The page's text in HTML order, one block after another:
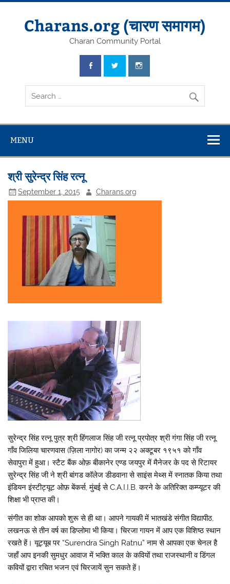
Skip
Charans.org (चारण समागम)
Charan Community Portal
MENU
श्री सुरेन्द्र सिंह रत्नू
September 1, 2015 Charans.org
सुरेन्द्र सिंह रत्नू पुत्र श्री हिंगलाज सिंह जी रत्नू प्रपोत्र श्री गंगा सिंह जी रत्नू
गाँव जिलिया चारणवास (ज़िला नागोर) का जन्म २२ अक्टूबर १९५१ को गाँव
सेवापुरा में हुआ। स्टैट बैंक ओफ़ बीकानेर एण्ड जयपुर में मैनेजर के पद से रिटायर
सुरेन्द्र सिंह जी ने श्री बांगड कॉलेज डीडवाना से साइंस मेथ्स में स्नातक किया तथा
इंडियन इंस्टीट्यूट ओफ़ बेंकर्स, मुंबई से C.A.I.I.B. करने के अतिरिक्त कम्प्यूटर की
शिक्षा भी प्राप्त की।
संगीत का शोक आपको शुरू से ही था। आपने गायकी में भातखंडे संगीत विद्यापीठ,
लखनऊ से तीन वर्ष का डिप्लोमा भी किया। चिरजा गायन में आप एक विशिष्ठ स्थान
रखते हें। यूट्यूब पर “Surendra Singh Ratnu” नाम से आपका एक चेनल है
जहाँ आप इनकी सुमधुर आवाज में भक्ति काल के कवियों तथा राजस्थानी व डिंगल
कवियों द्वारा रचित भजन एवं चिरजायें सुन सकते हें।